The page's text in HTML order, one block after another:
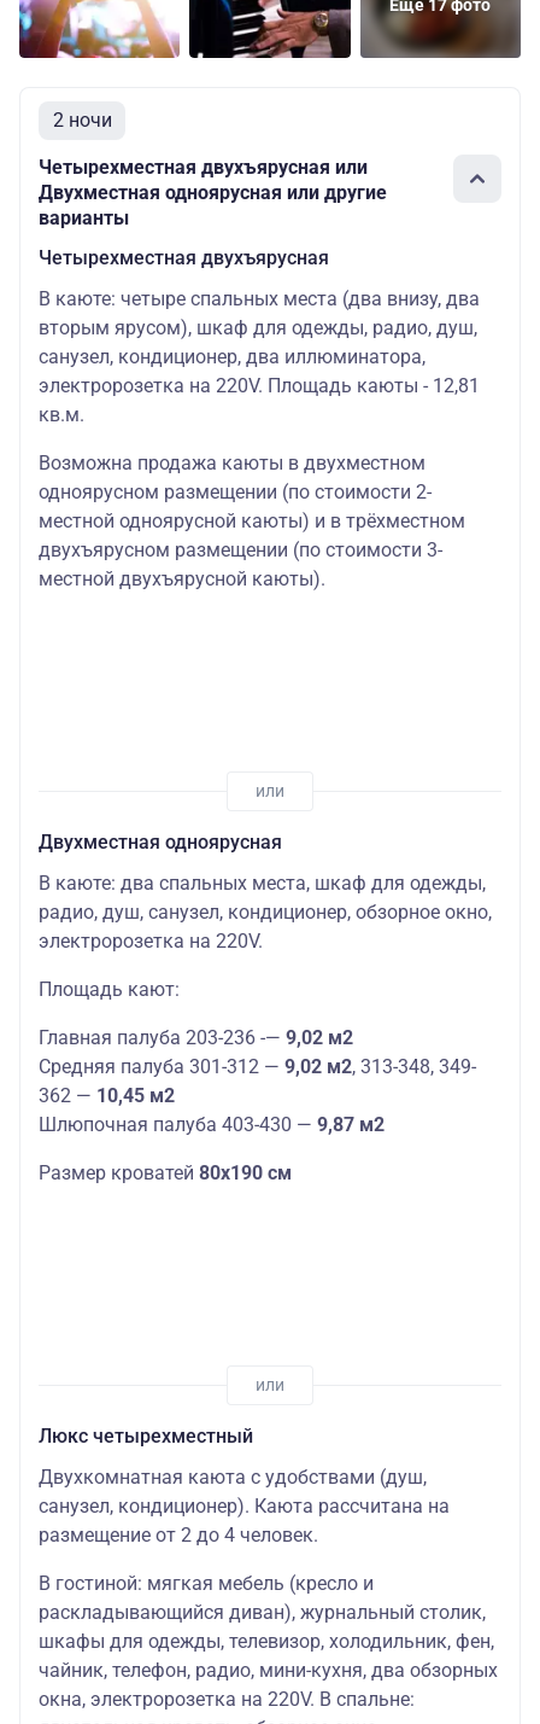
Еще 17 фото
2 ночи
Четырехместная двухъярусная или
Двухместная одноярусная или другие
варианты
Четырехместная двухъярусная
В каюте: четыре спальных места (два внизу, два
вторым ярусом), шкаф для одежды, радио, душ,
санузел, кондиционер, два иллюминатора,
электророзетка на 220V. Площадь каюты - 12,81
кв.м.
Возможна продажа каюты в двухместном
одноярусном размещении (по стоимости 2-
местной одноярусной каюты) и в трёхместном
двухъярусном размещении (по стоимости 3-
местной двухъярусной каюты).
Двухместная одноярусная
В каюте: два спальных места, шкаф для одежды,
радио, душ, санузел, кондиционер, обзорное окно,
электророзетка на 220V.
Площадь кают:
Главная палуба 203-236 -— 9,02 м2
Средняя палуба 301-312 — 9,02 м2, 313-348, 349-
362 — 10,45 м2
Шлюпочная палуба 403-430 — 9,87 м2
Размер кроватей 80х190 см
Люкс четырехместный
Двухкомнатная каюта с удобствами (душ,
санузел, кондиционер). Каюта рассчитана на
размещение от 2 до 4 человек.
В гостиной: мягкая мебель (кресло и
раскладывающийся диван), журнальный столик,
шкафы для одежды, телевизор, холодильник, фен,
чайник, телефон, радио, мини-кухня, два обзорных
окна, электророзетка на 220V. В спальне: